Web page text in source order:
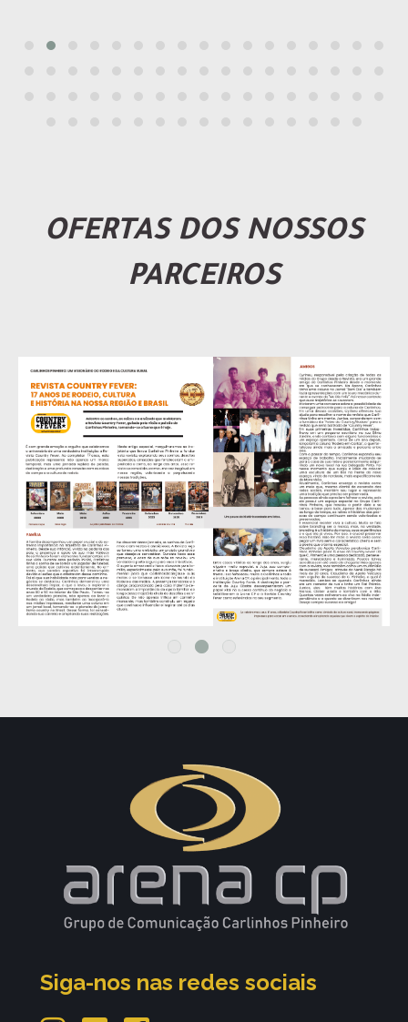
OFERTAS DOS NOSSOS
PARCEIROS
Siga-nos nas redes sociais